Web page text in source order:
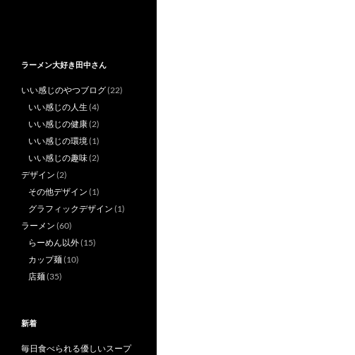
ラーメン大好き田中さん
いい感じのやつブログ(22)
いい感じの人生 (4)
いい感じの健康(2)
いい感じの環境(1)
いい感じの趣味(2)
デザイン (2)
その他デザイン (1)
グラフィックデザイン (1)
ラーメン (60)
らーめん以外(15)
カップ麺(10)
店麺(35)
新着
毎日食べられる優しいスープ